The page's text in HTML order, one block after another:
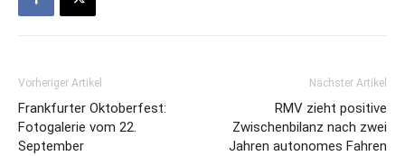
Vorheriger Artikel
Frankfurter Oktoberfest:
Fotogalerie vom 22.
September
Nächster Artikel
RMV zieht positive
Zwischenbilanz nach zwei
Jahren autonomes Fahren